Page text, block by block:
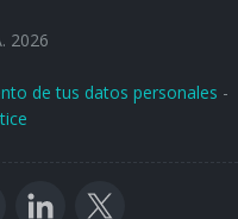
2026
de tus datos personales -